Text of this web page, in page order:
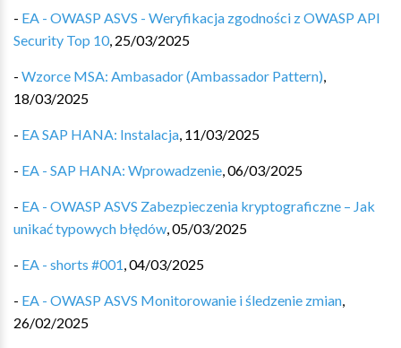
- EA - OWASP ASVS - Weryfikacja zgodności z OWASP API
Security Top 10, 25/03/2025
- Wzorce MSA: Ambasador (Ambassador Pattern),
18/03/2025
- EA SAP HANA: Instalacja, 11/03/2025
- EA - SAP HANA: Wprowadzenie,06/03/2025
- EA - OWASP ASVS Zabezpieczenia kryptograficzne – Jak
unikać typowych błędów,05/03/2025
- EA - shorts #001,04/03/2025
- EA - OWASP ASVS Monitorowanie i śledzenie zmian,
26/02/2025